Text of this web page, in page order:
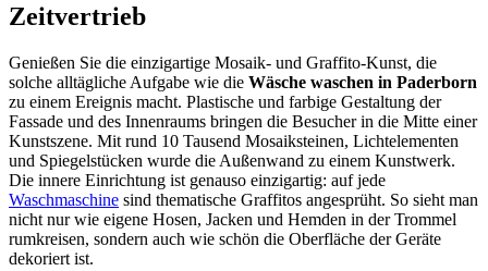
Zeitvertrieb
Genießen Sie die einzigartige Mosaik- und Graffito-Kunst, die
solche alltägliche Aufgabe wie die Wäsche waschen in Paderborn
zu einem Ereignis macht. Plastische und farbige Gestaltung der
Fassade und des Innenraums bringen die Besucher in die Mitte einer
Kunstszene. Mit rund 10 Tausend Mosaiksteinen, Lichtelementen
und Spiegelstücken wurde die Außenwand zu einem Kunstwerk.
Die innere Einrichtung ist genauso einzigartig: auf jede
Waschmaschine sind thematische Graffitos angesprüht. So sieht man
nicht nur wie eigene Hosen, Jacken und Hemden in der Trommel
rumkreisen, sondern auch wie schön die Oberfläche der Geräte
dekoriert ist.